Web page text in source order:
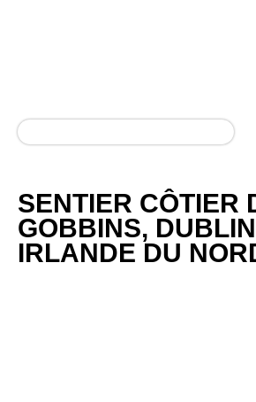
SENTIER CÔTIER
GOBBINS,
IRLANDE DU